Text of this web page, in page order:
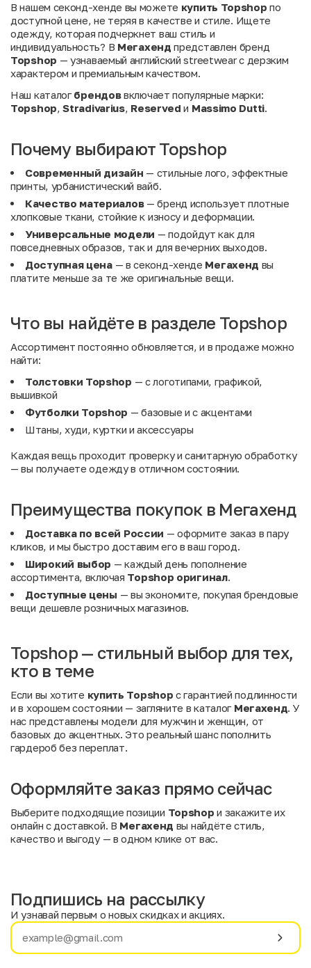
В нашем секонд-хенде вы можете купить Topshop по
доступной цене, не теряя в качестве и стиле. Ищете
одежду, которая подчеркнет ваш стиль и
индивидуальность? В Мегахенд представлен бренд
Topshop — узнаваемый английский streetwear с дерзким
характером и премиальным качеством.
Наш каталогбрендоввключает популярные марки:
Topshop,Stradivarius, Reserved и Massimo Dutti.
Почему выбирают Topshop
Современный дизайн — стильные лого, эффектные
принты, урбанистический вайб.
Качество материалов— бренд использует плотные
хлопковые ткани, стойкие к износу и деформации.
Универсальные модели — подойдут как для
повседневных образов, так и для вечерних выходов.
Доступная цена— в секонд-хенде Мегахенд вы
платите меньше за те же оригинальные вещи.
Что вы найдёте в разделе Topshop
Ассортимент постоянно обновляется, и в продаже можно
найти:
Толстовки Topshop — с логотипами, графикой,
вышивкой
Футболки Topshop — базовые и с акцентами
Штаны, худи, куртки и аксессуары
Каждая вещь проходит проверку и санитарную обработку
— вы получаете одежду в отличном состоянии.
Преимущества покупок в Мегахенд
Доставка по всей России — оформите заказ в пару
кликов, и мы быстро доставим его в ваш город.
Широкий выбор — каждый день пополнение
ассортимента, включая Topshop оригинал.
Доступные цены — вы экономите, покупая брендовые
вещи дешевле розничных магазинов.
Topshop — стильный выбор для тех,
кто в теме
Если вы хотите купить Topshop с гарантией подлинности
и в хорошем состоянии — загляните в каталог Мегахенд. У
нас представлены модели для мужчин и женщин, от
базовых до акцентных. Это реальный шанс пополнить
гардероб без переплат.
Оформляйте заказ прямо сейчас
Выберите подходящие позиции Topshop и закажите их
онлайн с доставкой. В Мегахенд вы найдёте стиль,
качество и выгоду — в одном клике от вас.
Имя
Подпишись на рассылку
И узнавай первым о новых скидках и акциях.